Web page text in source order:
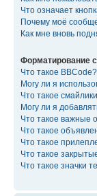
Что означает
Почему моё
Как мне вновь
Форматирование
Что такое BBCode?
Могу ли я
Что такое
Могу ли я
Что такое важные
Что такое
Что такое
Что такое
Что такое значки